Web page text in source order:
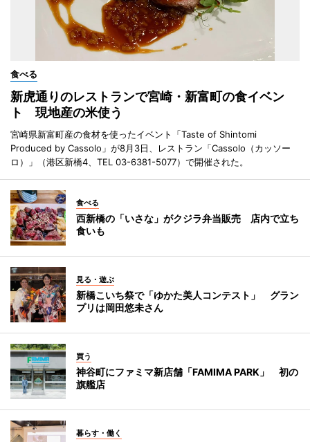
食べる
新虎通りのレストランで宮崎・新富町の食イベン
ト 現地産の米使う
宮崎県新富町産の食材を使ったイベント「Taste of Shintomi
Produced by Cassolo」が8月3日、レストラン「Cassolo（カッソー
ロ）」（港区新橋4、TEL 03-6381-5077）で開催された。
食べる
西新橋の「いさな」がクジラ弁当販売 店内で立ち
食いも
見る・遊ぶ
新橋こいち祭で「ゆかた美人コンテスト」 グラン
プリは岡田悠未さん
買う
神谷町にファミマ新店舗「FAMIMA PARK」 初の
旗艦店
暮らす・働く